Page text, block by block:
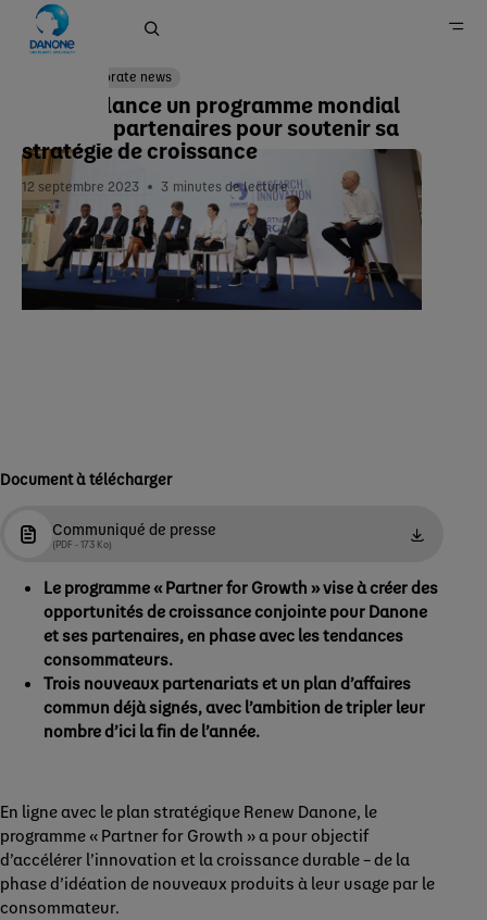
Accueil
Newsroom
12 septembre 2023
3 minutes de lecture
Danone lance un programme mondial
avec ses partenaires pour soutenir sa
stratégie de croissance
Corporate news
Document à télécharger
Communiqué de presse
(PDF - 173 Ko)
Le programme « Partner for Growth » vise à créer des
opportunités de croissance conjointe pour Danone
et ses partenaires, en phase avec les tendances
consommateurs.
Trois nouveaux partenariats et un plan d’affaires
commun déjà signés, avec l’ambition de tripler leur
nombre d’ici la fin de l’année.
En ligne avec le plan stratégique Renew Danone, le
programme « Partner for Growth » a pour objectif
d’accélérer l’innovation et la croissance durable – de la
phase d’idéation de nouveaux produits à leur usage par le
consommateur.